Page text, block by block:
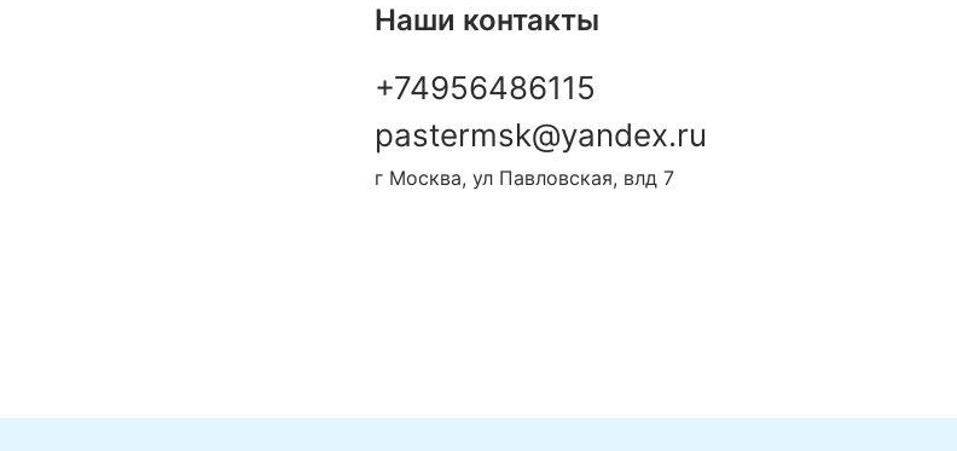
Наши контакты
+74956486115
pastermsk@yandex.ru
г Москва, ул Павловская, влд 7